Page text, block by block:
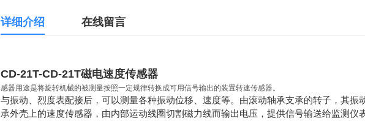
详细介绍 在线留言
CD-21T-CD-21T磁电速度传感器
感器用途是将旋转机械的被测量按照一定规律转换成可用信号输出的装置转速传感器。
与振动、烈度表配接后，可以测量各种振动位移、速度等。由滚动轴承支承的转子，其
承外壳上的速度传感器，由内部运动线圈切割磁力线而输出电压，提供信号输送给监测仪